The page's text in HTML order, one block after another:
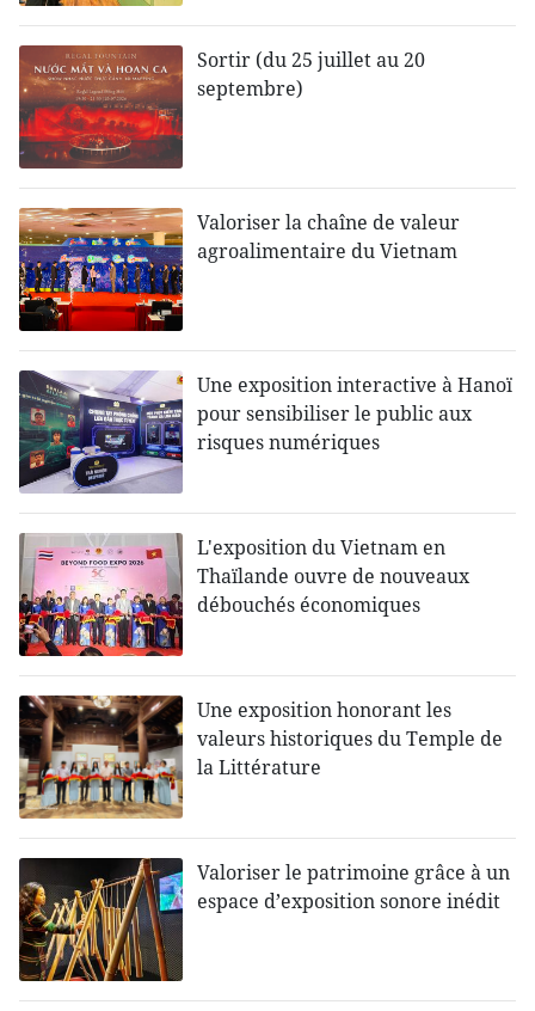
Sortir (du 25 juillet au 20
septembre)
Valoriser la chaîne de valeur
agroalimentaire du Vietnam
Une exposition interactive à Hanoï
pour sensibiliser le public aux
risques numériques
L'exposition du Vietnam en
Thaïlande ouvre de nouveaux
débouchés économiques
Une exposition honorant les
valeurs historiques du Temple de
la Littérature
Valoriser le patrimoine grâce à un
espace d’exposition sonore inédit